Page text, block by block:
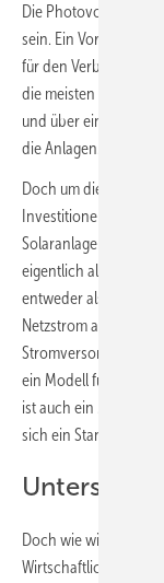
Die Photovoltaik wird
sein. Ein Vorteil: Sie
für den Verbrauch
die meisten
und über einen mehr
die Anlagen.
Doch um diesen
Investitionen
Solaranlagen
eigentlich alles wie
entweder als Pacht
Netzstrom an den
Stromversorgung,
ein Modell für
ist auch ein Modell,
sich ein Standbein in
Doch wie wirkt sich
Wirtschaftlichkeit im